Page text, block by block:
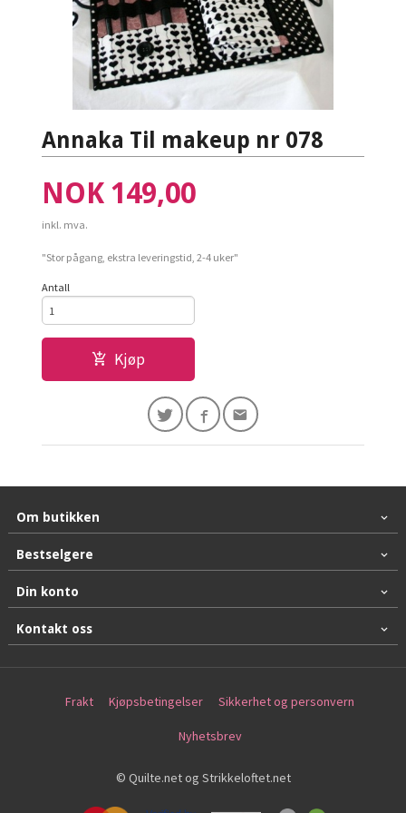
Annaka Til makeup nr 078
Pris
NOK 149,00
inkl. mva.
"Stor pågang, ekstra leveringstid, 2-4 uker"
Antall
Kjøp
Om butikken
Bestselgere
Din konto
Kontakt oss
Frakt Kjøpsbetingelser Sikkerhet og personvern
Nyhetsbrev
© Quilte.net og Strikkeloftet.net